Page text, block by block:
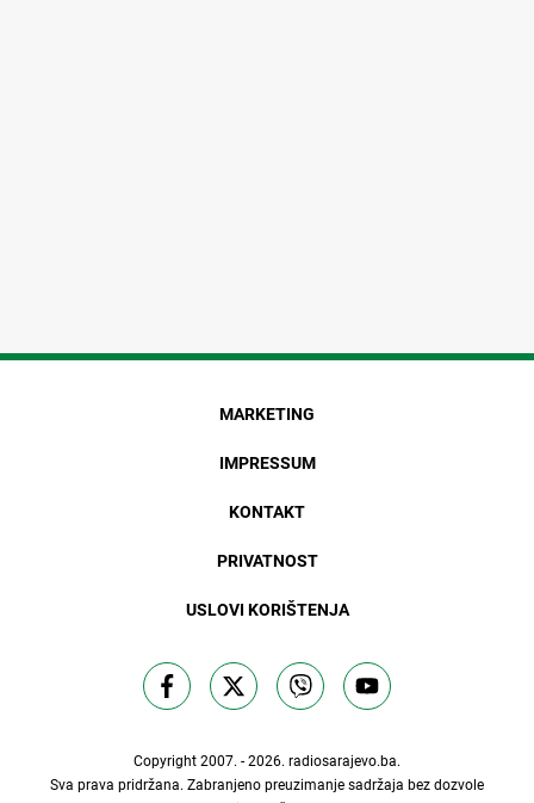
MARKETING
IMPRESSUM
KONTAKT
PRIVATNOST
USLOVI KORIŠTENJA
Copyright 2007. - 2026. radiosarajevo.ba.
Sva prava pridržana. Zabranjeno preuzimanje sadržaja bez dozvole